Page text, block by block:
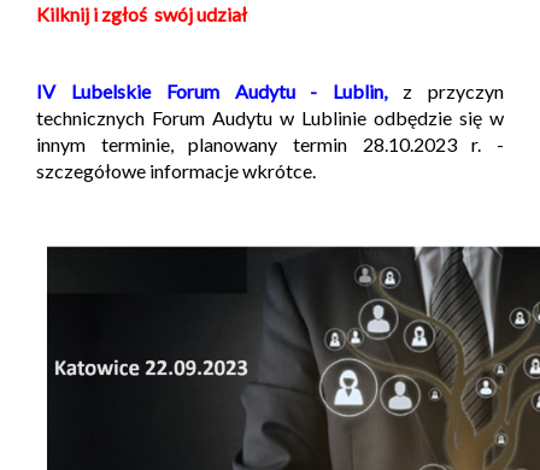
Kilknij i zgłoś swój udział
IV Lubelskie Forum Audytu - Lublin,
z przyczyn
technicznych Forum Audytu w Lublinie odbędzie się w
innym terminie, planowany termin 28.10.2023 r. -
szczegółowe informacje wkrótce.